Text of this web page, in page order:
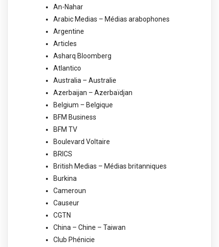
An-Nahar
Arabic Medias – Médias arabophones
Argentine
Articles
Asharq Bloomberg
Atlantico
Australia – Australie
Azerbaijan – Azerbaïdjan
Belgium – Belgique
BFM Business
BFM TV
Boulevard Voltaire
BRICS
British Medias – Médias britanniques
Burkina
Cameroun
Causeur
CGTN
China – Chine – Taiwan
Club Phénicie